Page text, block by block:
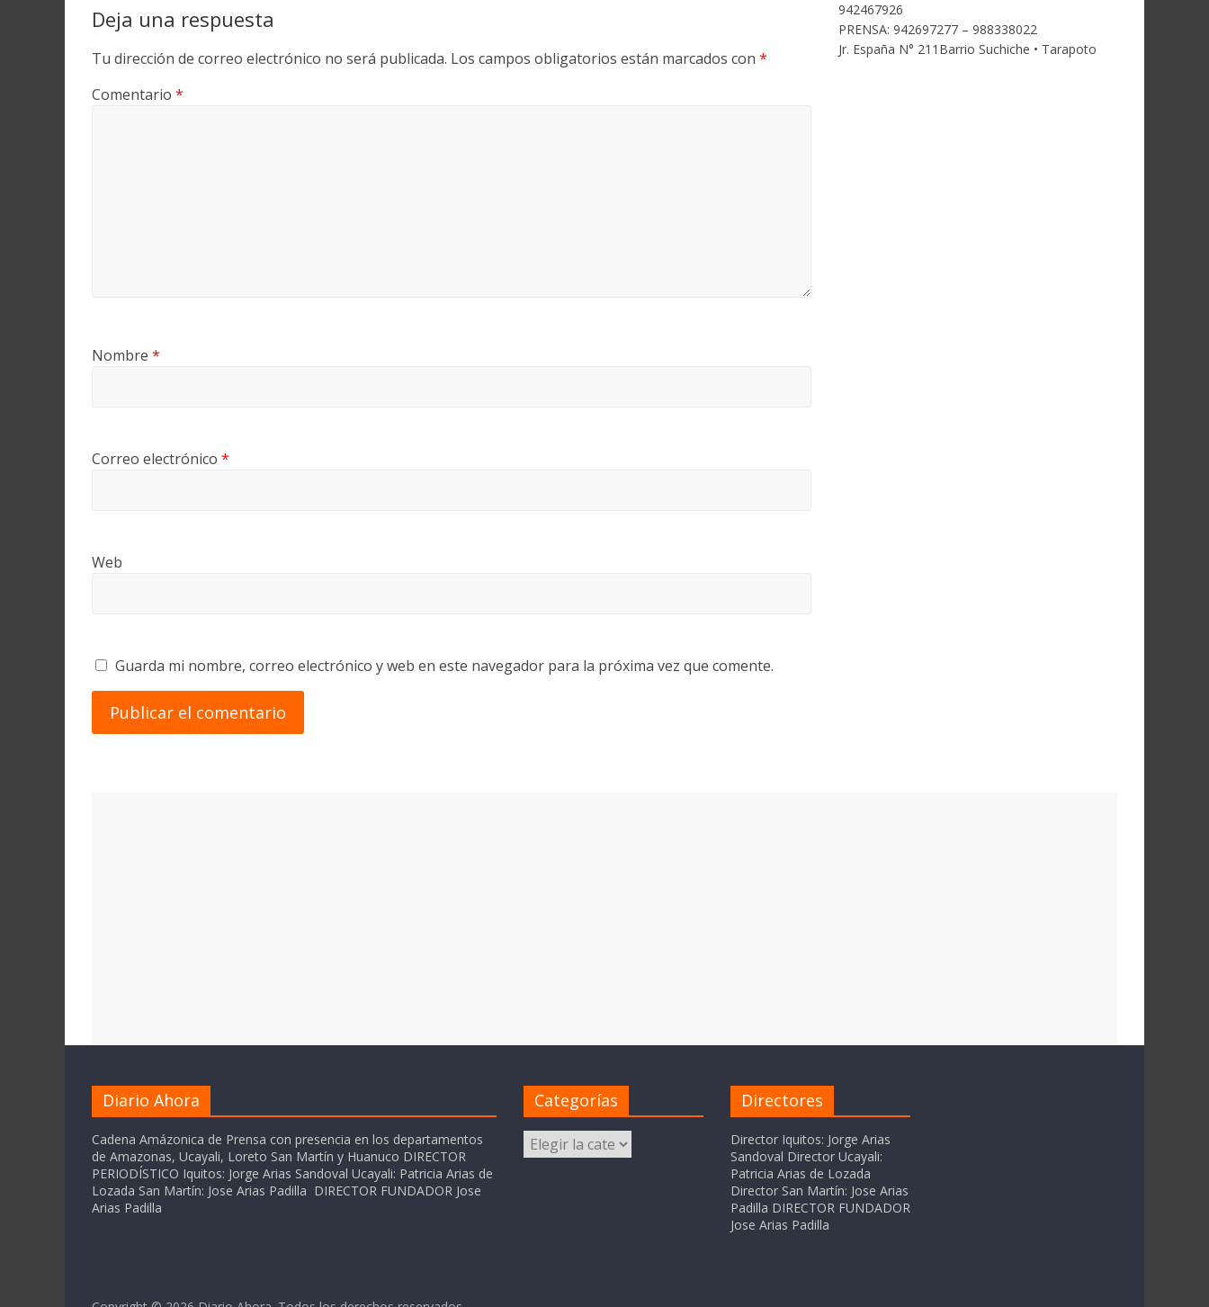
Deja una respuesta
Tu dirección de correo electrónico no será publicada. Los campos obligatorios están marcados con *
Comentario *
Nombre *
Correo electrónico *
Web
Guarda mi nombre, correo electrónico y web en este navegador para la próxima vez que comente.
942467926
PRENSA: 942697277 – 988338022
Jr. España N° 211Barrio Suchiche • Tarapoto
Diario Ahora
Cadena Amázonica de Prensa con presencia en los departamentos
de Amazonas, Ucayali, Loreto San Martín y Huanuco DIRECTOR
PERIODÍSTICO Iquitos: Jorge Arias Sandoval Ucayali: Patricia Arias de
Lozada San Martín: Jose Arias Padilla DIRECTOR FUNDADOR Jose
Arias Padilla
Categorías
Categorías
Directores
Director Iquitos: Jorge Arias
Sandoval Director Ucayali:
Patricia Arias de Lozada
Director San Martín: Jose Arias
Padilla DIRECTOR FUNDADOR
Jose Arias Padilla